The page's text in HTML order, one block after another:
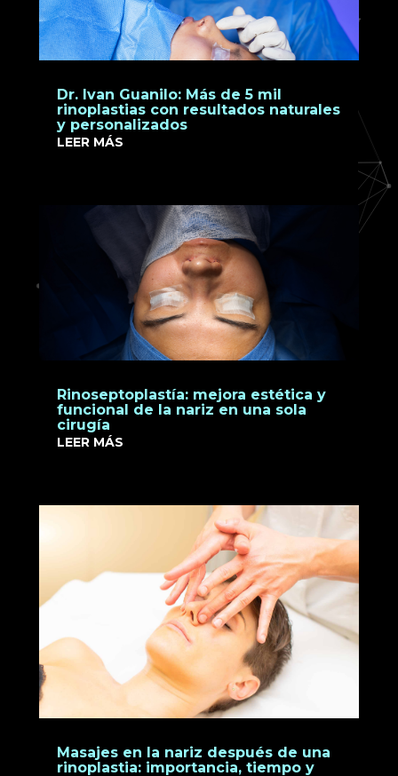
Dr. Ivan Guanilo: Más de 5 mil
rinoplastias con resultados naturales
y personalizados
LEER MÁS
Rinoseptoplastía: mejora estética y
funcional de la nariz en una sola
cirugía
LEER MÁS
Masajes en la nariz después de una
rinoplastia: importancia, tiempo y